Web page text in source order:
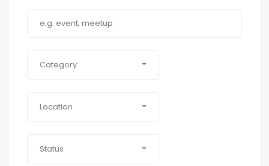
Category
Location
Status